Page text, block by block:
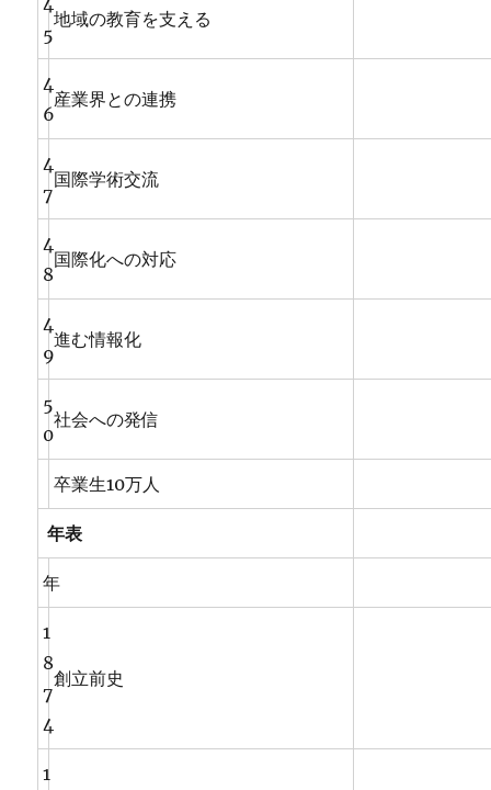
5
地域の教育を支える
4
6
産業界との連携
4
7
国際学術交流
4
8
国際化への対応
4
9
進む情報化
5
0
社会への発信
卒業生10万人
年表
年
1
8
7
4
創立前史
1